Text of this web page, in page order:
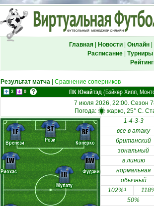
Главная| Новости| Онлайн|
Расписание| Турниры|
Результат матча Сравнение соперников
3 0 ПК Юнайтэд(Бэйкер Хилл,
7 июля 2026, 22:00. Сезон
Погода:
жарко, 25° C.
Риохас
Мулату
Фудзии
Вренези Рози Конерко
LW
FR
RW
LF ST RF
1-4-3-3
все в атаку
британский
зональный
в линию
нормальная
обычный
102%1
50%